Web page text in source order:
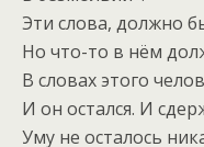
Эти слова, должно
Но что-то в нём
В словах этого
И он остался. И
Уму не осталось